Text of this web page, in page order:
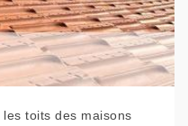
toits des maisons